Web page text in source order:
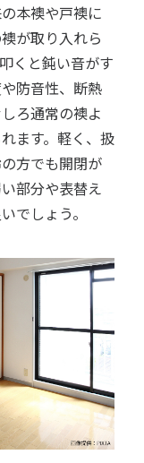
本襖や戸襖に
が取り入れら
くと鈍い音がす
防音性、断熱
ろ通常の襖よ
ます。軽く、扱
方でも開閉が
部分や表替え
でしょう。